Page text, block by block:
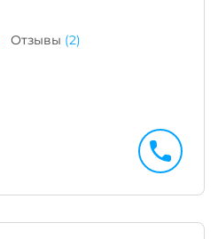
Отзывы (2)